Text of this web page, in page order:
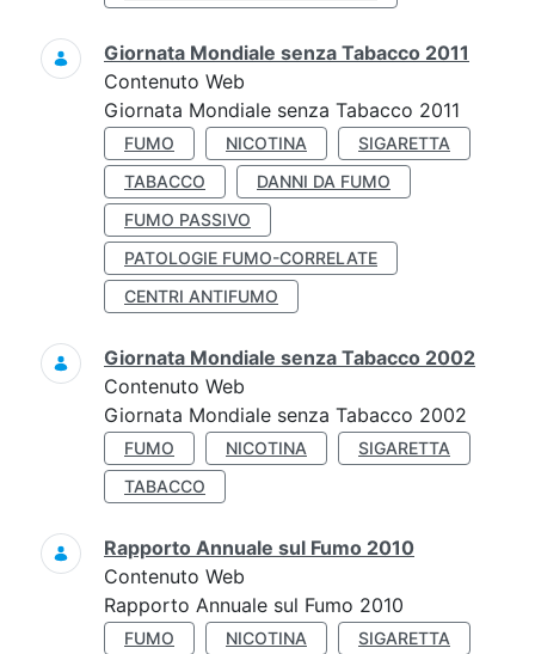
Giornata Mondiale senza Tabacco 2011
Contenuto Web
Giornata Mondiale senza Tabacco 2011
FUMO NICOTINA
SIGARETTA
TABACCO
DANNI DA FUMO
FUMO PASSIVO
PATOLOGIE FUMO-CORRELATE
CENTRI ANTIFUMO
Giornata Mondiale senza Tabacco 2002
Contenuto Web
Giornata Mondiale senza Tabacco 2002
FUMO NICOTINA
SIGARETTA
TABACCO
Rapporto Annuale sul Fumo 2010
Contenuto Web
Rapporto Annuale sul Fumo 2010
FUMO NICOTINA SIGARETTA